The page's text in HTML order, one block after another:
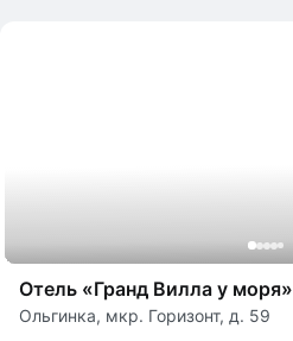
Отель «Гранд Вилла у моря»
Ольгинка, мкр. Горизонт, д. 59